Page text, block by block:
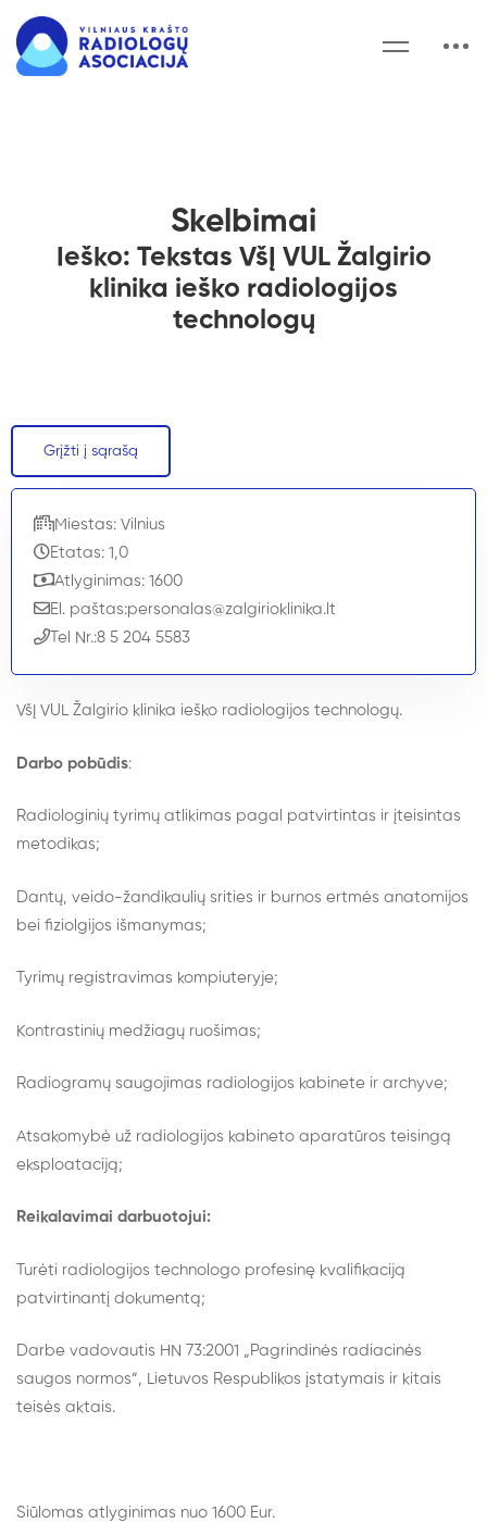
Skelbimai
Ieško: Tekstas VšĮ VUL Žalgirio
klinika ieško radiologijos
technologų
Grįžti į sąrašą
Miestas: Vilnius
Etatas: 1,0
Atlyginimas: 1600
El. paštas:personalas@zalgirioklinika.lt
Tel Nr.:8 5 204 5583
VšĮ VUL Žalgirio klinika ieško radiologijos technologų.
Darbo pobūdis:
Radiologinių tyrimų atlikimas pagal patvirtintas ir įteisintas
metodikas;
Dantų, veido-žandikaulių srities ir burnos ertmės anatomijos
bei fiziolgijos išmanymas;
Tyrimų registravimas kompiuteryje;
Kontrastinių medžiagų ruošimas;
Radiogramų saugojimas radiologijos kabinete ir archyve;
Atsakomybė už radiologijos kabineto aparatūros teisingą
eksploataciją;
Reikalavimai darbuotojui:
Turėti radiologijos technologo profesinę kvalifikaciją
patvirtinantį dokumentą;
Darbe vadovautis HN 73:2001 „Pagrindinės radiacinės
saugos normos”, Lietuvos Respublikos įstatymais ir kitais
teisės aktais.
Siūlomas atlyginimas nuo 1600 Eur.